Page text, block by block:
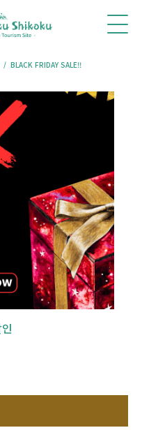
BLACK FRIDAY SALE!!
행
럼
레스토랑
예약